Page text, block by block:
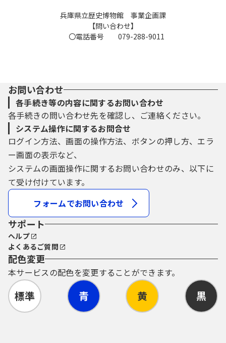
兵庫県立歴史博物館 事業企画課
【問い合わせ】
〇電話番号 079-288-9011
お問い合わせ
各手続き等の内容に関するお問い合わせ
各手続きの問い合わせ先を確認し、ご連絡ください。
システム操作に関するお問合せ
ログイン方法、画面の操作方法、ボタンの押し方、エラ
ー画面の表示など、
システムの画面操作に関するお問い合わせのみ、以下に
て受け付けています。
フォームでお問い合わせ
サポート
ヘルプ
よくあるご質問
配色変更
本サービスの配色を変更することができます。
標準 青 黄 黒